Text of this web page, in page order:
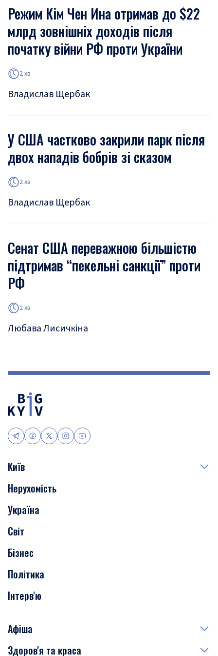
Режим Кім Чен Ина отримав до $22
млрд зовнішніх доходів після
початку війни РФ проти України
2 хв
Владислав Щербак
У США частково закрили парк після
двох нападів бобрів зі сказом
2 хв
Владислав Щербак
Сенат США переважною більшістю
підтримав “пекельні санкції” проти
РФ
2 хв
Любава Лисичкіна
Київ
Події
Скандали
Нерухомість
Транспорт
Нерухомість
Україна
Світ
Бізнес
Політика
Інтерв'ю
Афіша
Здоров'я та краса